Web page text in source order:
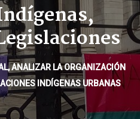
ANALIZAR LA ORGANIZACIÓN
INDÍGENAS URBANAS